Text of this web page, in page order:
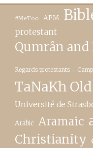
#MeToo APM
protestant
Qumrân and
Regards protestants –
TaNaKh
Université de
Arabic Aramaic
Christianity